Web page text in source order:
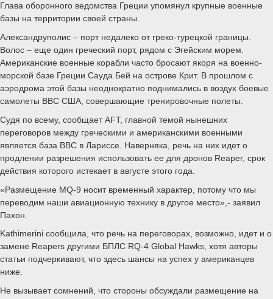
Глава оборонного ведомства Греции упомянул крупные военные
базы на территории своей страны.
Александруполис – порт недалеко от греко-турецкой границы.
Волос – еще один греческий порт, рядом с Эгейским морем.
Американские военные корабли часто бросают якоря на военно-
морской базе Греции Сауда Бей на острове Крит. В прошлом с
аэродрома этой базы неоднократно поднимались в воздух боевые
самолеты ВВС США, совершающие тренировочные полеты.
Судя по всему, сообщает AFT, главной темой нынешних
переговоров между греческими и американскими военными
является база ВВС в Лариссе. Наверняка, речь на них идет о
продлении разрешения использовать ее для дронов Reaper, срок
действия которого истекает в августе этого года.
«Размещение MQ-9 носит временный характер, потому что мы
переводим наши авиационную технику в другое место»,- заявил
Пахон.
Kathimerini сообщила, что речь на переговорах, возможно, идет и о
замене Reapers другими БПЛС RQ-4 Global Hawks, хотя авторы
статьи подчеркивают, что здесь шансы на успех у американцев
ниже.
Не вызывает сомнений, что стороны обсуждали размещение на